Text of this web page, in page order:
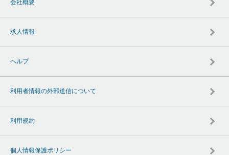
会社概要
求人情報
ヘルプ
利用者情報の外部送信について
利用規約
個人情報保護ポリシー